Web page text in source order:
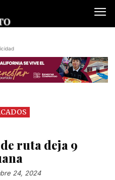
ruta deja 9
24, 2024